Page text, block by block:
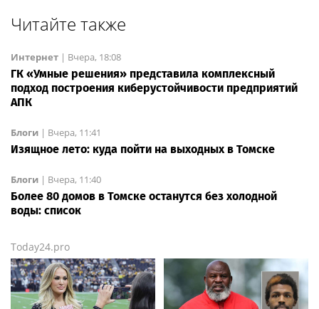
Читайте также
Интернет | Вчера, 18:08
ГК «Умные решения» представила комплексный
подход построения киберустойчивости предприятий
АПК
Блоги | Вчера, 11:41
Изящное лето: куда пойти на выходных в Томске
Блоги | Вчера, 11:40
Более 80 домов в Томске останутся без холодной
воды: список
Today24.pro